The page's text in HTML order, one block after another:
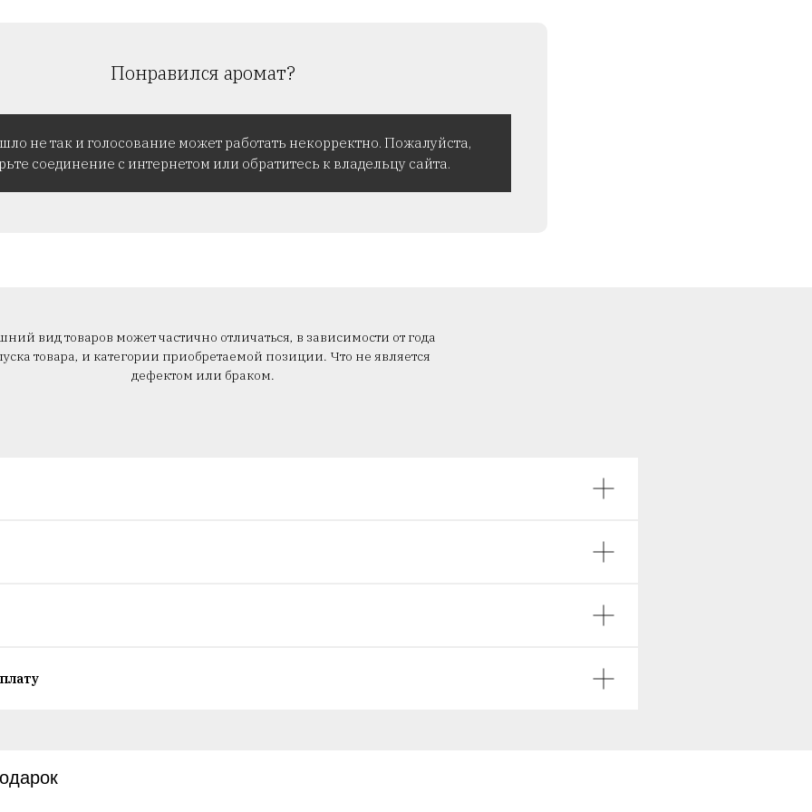
Понравился аромат?
не так и голосование может работать некорректно. Пожалуйста,
соединение с интернетом или обратитесь к владельцу сайта.
вид товаров может частично отличаться, в зависимости от года
товара, и категории приобретаемой позиции. Что не является
дефектом или браком.